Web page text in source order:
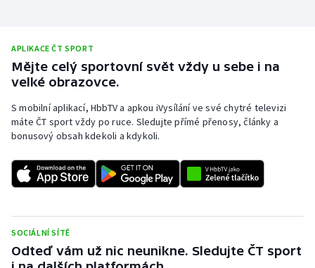
Rychlostní kanoistika
Short track
Stolní tenis
Triatlon
APLIKACE ČT SPORT
Mějte celý sportovní svět vždy u sebe i na
velké obrazovce.
S mobilní aplikací, HbbTV a apkou iVysílání ve své chytré televizi
máte ČT sport vždy po ruce. Sledujte přímé přenosy, články a
bonusový obsah kdekoli a kdykoli.
SOCIÁLNÍ SÍTĚ
Odteď vám už nic neunikne. Sledujte ČT sport